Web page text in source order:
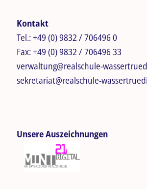
Kontakt
Tel.: +49 (0) 9832 / 706496 0
Fax: +49 (0) 9832 / 706496 33
verwaltung@realschule-
sekretariat@realschule-
Unsere Auszeichnungen